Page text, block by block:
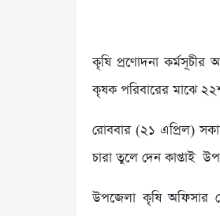
কৃষি প্রণোদনা কর্মসূচীর
কৃষক পরিবারের মাঝে
রোববার (২১ এপ্রিল)
চারা তুলে দেন কাপ্তাই
উপজেলা কৃষি অফিসার